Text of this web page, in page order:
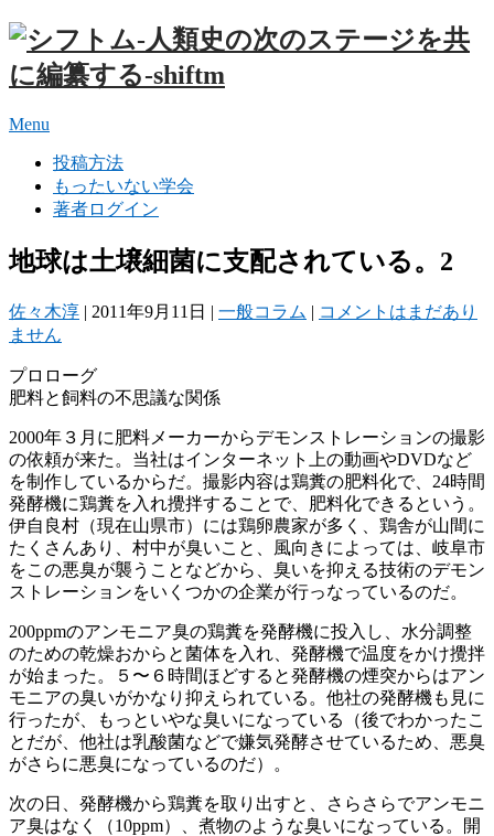
Menu
投稿方法
もったいない学会
著者ログイン
地球は土壌細菌に支配されている。2
佐々木淳 | 2011年9月11日 | 一般コラム | コメントはまだあり
ません
プロローグ
肥料と飼料の不思議な関係
2000年３月に肥料メーカーからデモンストレーションの撮影
の依頼が来た。当社はインターネット上の動画やDVDなど
を制作しているからだ。撮影内容は鶏糞の肥料化で、24時間
発酵機に鶏糞を入れ攪拌することで、肥料化できるという。
伊自良村（現在山県市）には鶏卵農家が多く、鶏舎が山間に
たくさんあり、村中が臭いこと、風向きによっては、岐阜市
をこの悪臭が襲うことなどから、臭いを抑える技術のデモン
ストレーションをいくつかの企業が行っなっているのだ。
200ppmのアンモニア臭の鶏糞を発酵機に投入し、水分調整
のための乾燥おからと菌体を入れ、発酵機で温度をかけ攪拌
が始まった。５〜６時間ほどすると発酵機の煙突からはアン
モニアの臭いがかなり抑えられている。他社の発酵機も見に
行ったが、もっといやな臭いになっている（後でわかったこ
とだが、他社は乳酸菌などで嫌気発酵させているため、悪臭
がさらに悪臭になっているのだ）。
次の日、発酵機から鶏糞を取り出すと、さらさらでアンモニ
ア臭はなく（10ppm）、煮物のような臭いになっている。開